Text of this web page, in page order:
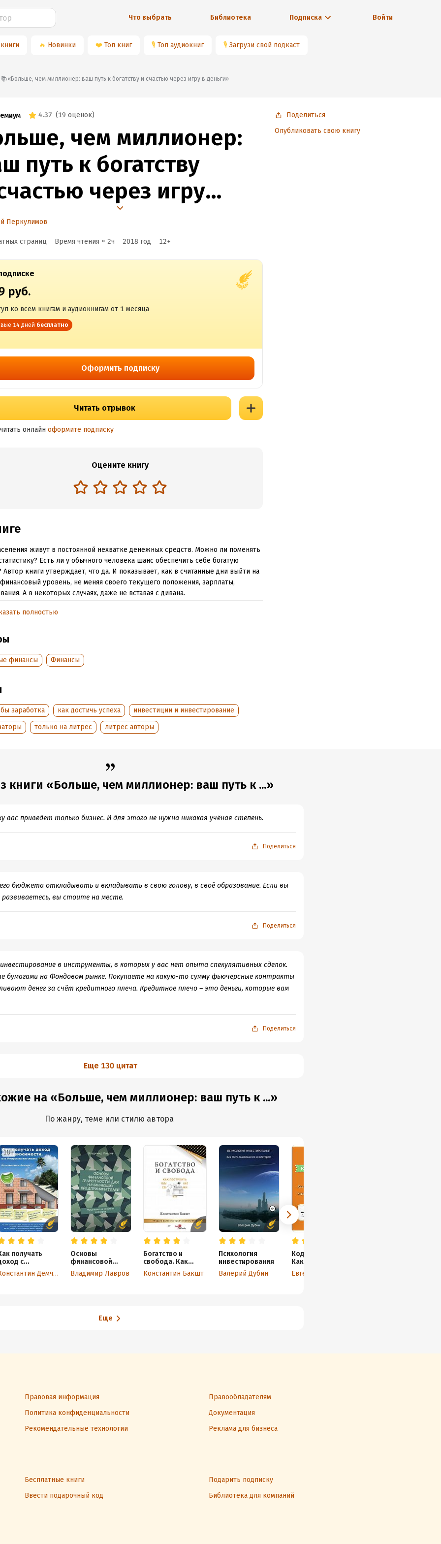
Что выбрать Библиотека Подписка Войти
🔥 Новинки ❤️ Топ книг 🎙 Топ аудиокниг 🎙 Загрузи свой подкаст
📚«Больше, чем миллионер: ваш путь к богатству и счастью через игру в деньги»
4.37 (19 оценок)
чем миллионер:
путь к богатству
через игру
Перкулимов
страниц Время чтения ≈ 2ч 2018 год 12+
руб.
ко всем книгам и аудиокнигам от 1 месяца
14 дней бесплатно
Оформить подписку
Читать отрывок
онлайн оформите подписку
Оцените книгу
живут в постоянной нехватке денежных средств. Можно ли поменять
Есть ли у обычного человека шанс обеспечить себе богатую
Автор книги утверждает, что да. И показывает, как в считанные дни выйти на
уровень, не меняя своего текущего положения, зарплаты,
А в некоторых случаях, даже не вставая с дивана.
143440
2018
полностью
финансы Финансы
заработка как достичь успеха
инвестиции и инвестирование
только на литрес литрес авторы
Поделиться
Опубликовать свою книгу
книги «Больше, чем миллионер: ваш путь к ...»
вас приведет только бизнес. И для этого не нужна никакая учёная степень.
Поделиться
бюджета откладывать и вкладывать в свою голову, в своё образование. Если вы
развиваетесь, вы стоите на месте.
Поделиться
в инструменты, в которых у вас нет опыта спекулятивных сделок.
бумагами на Фондовом рынке. Покупаете на какую-то сумму фьючерсные контракты
денег за счёт кредитного плеча. Кредитное плечо – это деньги, которые вам
Поделиться
Еще 130 цитат
на «Больше, чем миллионер: ваш путь к ...»
По жанру, теме или стилю автора
получать
с
Отпуск на всю
давно мечтали
Константин Демчук
Основы
финансовой
грамотности для
начинающих
Владимир Лавров
Богатство и
свобода. Как
построить
благосостояние
Константин Бакшт
Психология
инвестирования
Валерий Дубин
Кодекс денег.
Как стать
финансово
грамотным и
Евгений Кнутов
Еще
Правовая информация
Правообладателям
Политика конфиденциальности
Документация
Рекомендательные технологии Реклама для бизнеса
Бесплатные книги
Подарить подписку
Ввести подарочный код
Библиотека для компаний